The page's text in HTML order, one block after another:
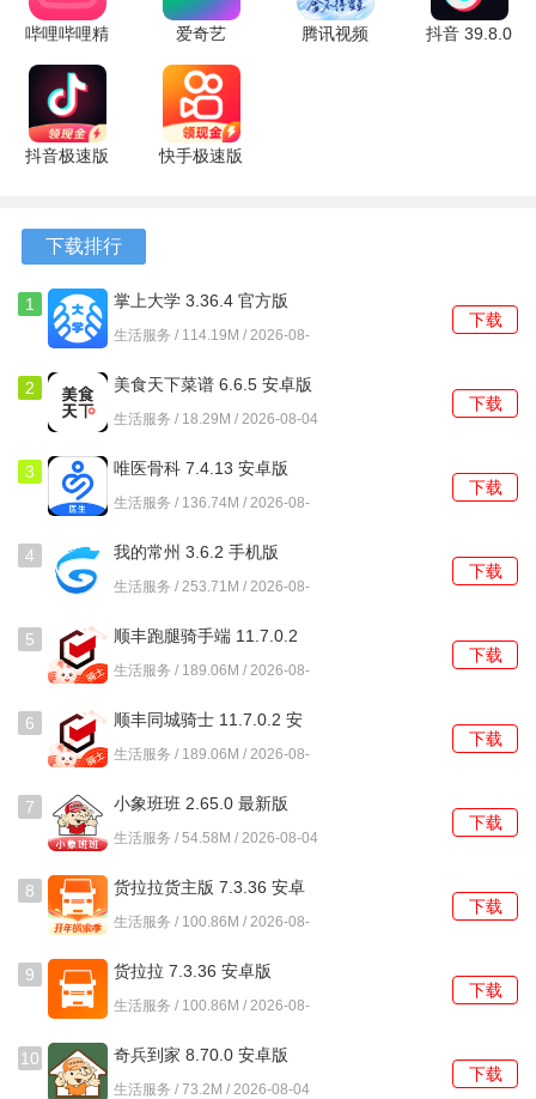
的观点和见解，增加了使用的乐趣和参与感。
4、一键分享功能
轻松将感兴趣的军事新闻分享至社交平台，如微博、微信
等，方便与朋友交流和讨论。
1、实时军事新闻推送，用户可随时查看全球最新的军事动
2、个性化订阅选项，选择关注特定的军事话题或国家，获取
3、深度分析与评论，专家团队提供的专业解读，让用户对复
4、话题社区功能，参与讨论，发表看法，结识志同道合的军
5、一键分享功能，让用户能够方便地将感兴趣的军事新闻转
[常见问题及解决方法]
1、如何设置个性化推荐?
在应用的设置中选择关注的军事话题或国家，系统会根据这
些选择推送相关内容，确保信息的精准推送。
2、如何参与社区讨论?
用户只需进入话题社区，选择感兴趣的讨论主题，发表自己
的观点或评论，便可以与其他用户互动。
3、如何分享新闻至社交平台?
将新闻内容轻松分享给朋友。
哔哩哔哩精
简版 9.3.0
安卓版
爱奇艺
17.7.5 手机
版
腾讯视频
抖音 39.8.0
抖音极速版
快手极速版
下载排行
1 掌上大学 3.36.4 官方版
生活服务 / 114.19M / 2026-08-
下载
2 美食天下菜谱 6.6.5 安卓版
生活服务 / 18.29M / 2026-08-04
下载
3 唯医骨科 7.4.13 安卓版
生活服务 / 136.74M / 2026-08-
下载
4 我的常州 3.6.2 手机版
生活服务 / 253.71M / 2026-08-
下载
5
顺丰跑腿骑手端 11.7.0.2
安卓版
生活服务 / 189.06M / 2026-08-
下载
6
顺丰同城骑士 11.7.0.2 安
卓版
生活服务 / 189.06M / 2026-08-
下载
7 小象班班 2.65.0 最新版
生活服务 / 54.58M / 2026-08-04
下载
8
货拉拉货主版 7.3.36 安卓
版
生活服务 / 100.86M / 2026-08-
下载
9 货拉拉 7.3.36 安卓版
生活服务 / 100.86M / 2026-08-
下载
10 奇兵到家 8.70.0 安卓版
生活服务 / 73.2M / 2026-08-04
下载